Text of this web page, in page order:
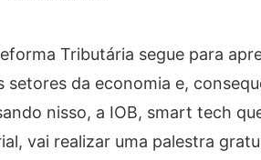
Tributária segue para
da economia e,
nisso, a IOB, smart tech
vai realizar uma palestra